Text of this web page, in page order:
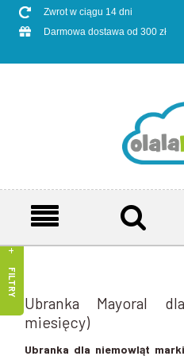
Zwrot w ciągu 14 dni
Darmowa dostawa od 300 zł
FILTRY
Ubranka Mayoral
miesięcy)
Ubranka dla niemowląt